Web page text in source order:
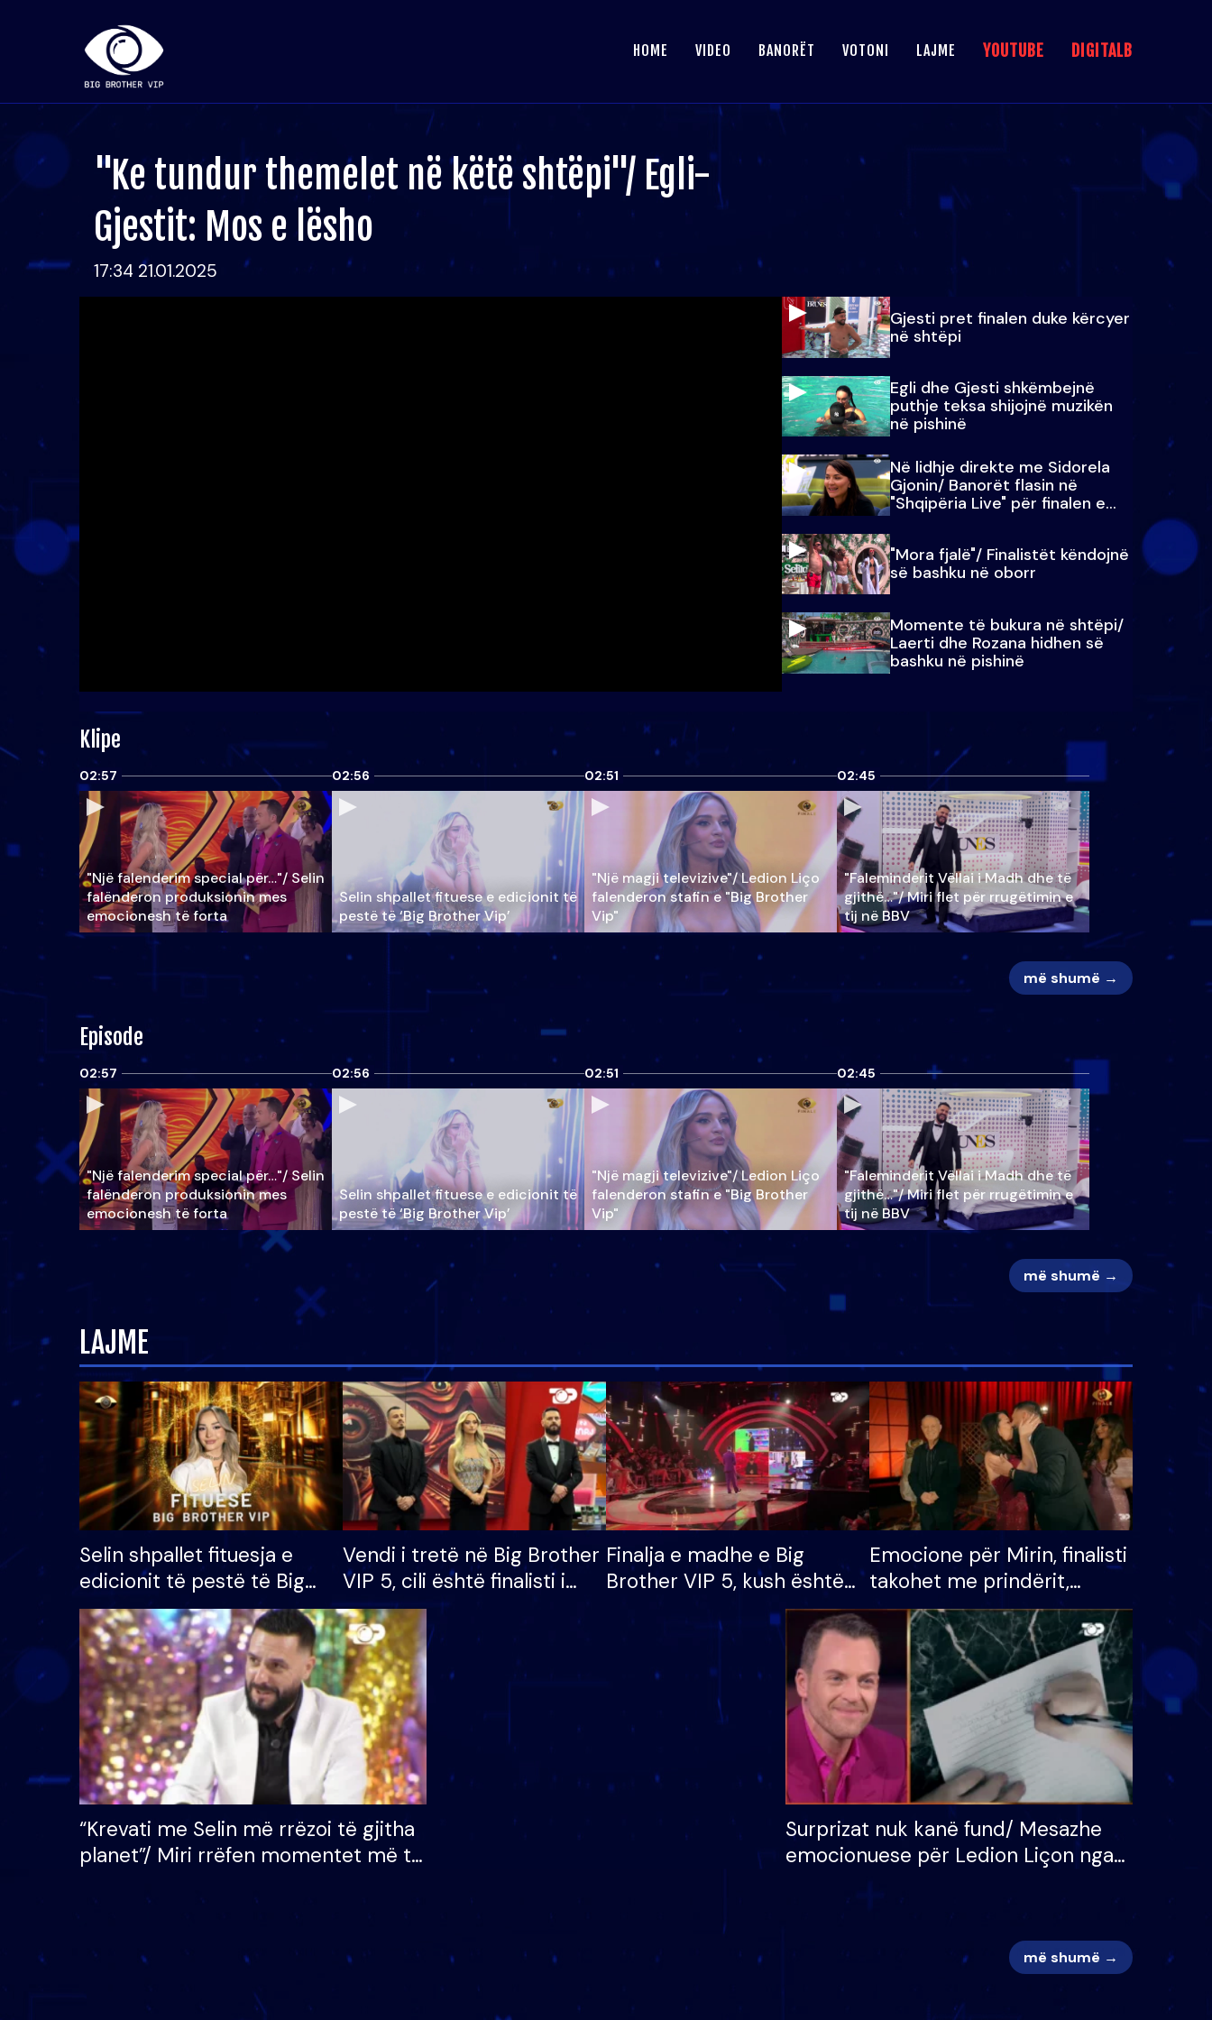
HOME VIDEO BANORËT VOTONI LAJME YOUTUBE DIGITALB
"Ke tundur themelet në këtë shtëpi"/ Egli-
Gjestit: Mos e lësho
17:34 21.01.2025
Gjesti pret finalen duke kërcyer
në shtëpi
Egli dhe Gjesti shkëmbejnë
puthje teksa shijojnë muzikën
në pishinë
Në lidhje direkte me Sidorela
Gjonin/ Banorët flasin në
"Shqipëria Live" për finalen e
madhe
"Mora fjalë"/ Finalistët këndojnë
së bashku në oborr
Momente të bukura në shtëpi/
Laerti dhe Rozana hidhen së
bashku në pishinë
Klipe
02:57
"Një falenderim special për…"/ Selin
falënderon produksionin mes
emocionesh të forta
02:56
Selin shpallet fituese e edicionit të
pestë të ‘Big Brother Vip’
02:51
"Një magji televizive"/ Ledion Liço
falenderon stafin e "Big Brother
Vip"
02:45
"Faleminderit Vëllai i Madh dhe të
gjithë…"/ Miri flet për rrugëtimin e
tij në BBV
më shumë →
Episode
02:57
"Një falenderim special për…"/ Selin
falënderon produksionin mes
emocionesh të forta
02:56
Selin shpallet fituese e edicionit të
pestë të ‘Big Brother Vip’
02:51
"Një magji televizive"/ Ledion Liço
falenderon stafin e "Big Brother
Vip"
02:45
"Faleminderit Vëllai i Madh dhe të
gjithë…"/ Miri flet për rrugëtimin e
tij në BBV
më shumë →
LAJME
Selin shpallet fituesja e
edicionit të pestë të Big
Brother VIP, rrëmben
çmimin e madh prej 100
mijë eurosh
Vendi i tretë në Big Brother
VIP 5, cili është finalisti i
radhës që lë shtëpinë
Finalja e madhe e Big
Brother VIP 5, kush është
banori i parë që lë shtëpinë
dhe humb mundësinë për
të fituar çmimin e madh
Emocione për Mirin, finalisti
takohet me prindërit,
vajzën dhe bashkëshorten:
S’kemi ndonjë letër divorci
apo jo?
“Krevati me Selin më rrëzoi të gjitha
planet”/ Miri rrëfen momentet më të
mungojë zilja e mëngjesit kur…
Surprizat nuk kanë fund/ Mesazhe
emocionuese për Ledion Liçon nga
më shumë →